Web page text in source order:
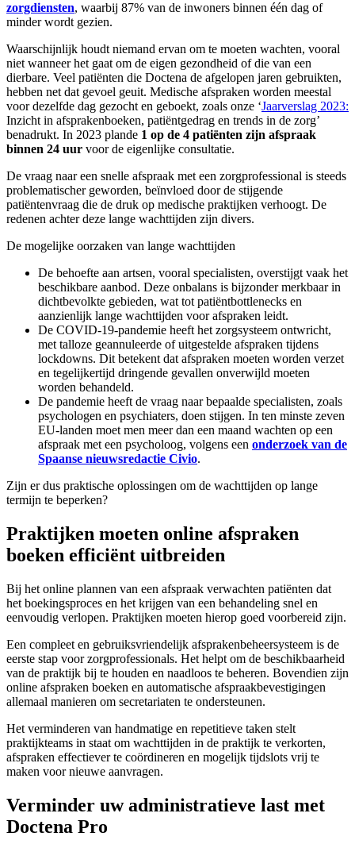
zorgdiensten, waarbij 87% van de inwoners binnen één dag of
minder wordt gezien.
Waarschijnlijk houdt niemand ervan om te moeten wachten, vooral
niet wanneer het gaat om de eigen gezondheid of die van een
dierbare. Veel patiënten die Doctena de afgelopen jaren gebruikten,
hebben net dat gevoel geuit. Medische afspraken worden meestal
voor dezelfde dag gezocht en geboekt, zoals onze ‘Jaarverslag 2023:
Inzicht in afsprakenboeken, patiëntgedrag en trends in de zorg’
benadrukt. In 2023 plande 1 op de 4 patiënten zijn afspraak
binnen 24 uur voor de eigenlijke consultatie.
De vraag naar een snelle afspraak met een zorgprofessional is steeds
problematischer geworden, beïnvloed door de stijgende
patiëntenvraag die de druk op medische praktijken verhoogt. De
redenen achter deze lange wachttijden zijn divers.
De mogelijke oorzaken van lange wachttijden
De behoefte aan artsen, vooral specialisten, overstijgt vaak het
beschikbare aanbod. Deze onbalans is bijzonder merkbaar in
dichtbevolkte gebieden, wat tot patiëntbottlenecks en
aanzienlijk lange wachttijden voor afspraken leidt.
De COVID-19-pandemie heeft het zorgsysteem ontwricht,
met talloze geannuleerde of uitgestelde afspraken tijdens
lockdowns. Dit betekent dat afspraken moeten worden verzet
en tegelijkertijd dringende gevallen onverwijld moeten
worden behandeld.
De pandemie heeft de vraag naar bepaalde specialisten, zoals
psychologen en psychiaters, doen stijgen. In ten minste zeven
EU-landen moet men meer dan een maand wachten op een
afspraak met een psycholoog, volgens een onderzoek van de
Spaanse nieuwsredactie Civio.
Zijn er dus praktische oplossingen om de wachttijden op lange
termijn te beperken?
Praktijken moeten online afspraken
boeken efficiënt uitbreiden
Bij het online plannen van een afspraak verwachten patiënten dat
het boekingsproces en het krijgen van een behandeling snel en
eenvoudig verlopen. Praktijken moeten hierop goed voorbereid zijn.
Een compleet en gebruiksvriendelijk afsprakenbeheersysteem is de
eerste stap voor zorgprofessionals. Het helpt om de beschikbaarheid
van de praktijk bij te houden en naadloos te beheren. Bovendien zijn
online afspraken boeken en automatische afspraakbevestigingen
allemaal manieren om secretariaten te ondersteunen.
Het verminderen van handmatige en repetitieve taken stelt
praktijkteams in staat om wachttijden in de praktijk te verkorten,
afspraken effectiever te coördineren en mogelijk tijdslots vrij te
maken voor nieuwe aanvragen.
Verminder uw administratieve last met
Doctena Pro